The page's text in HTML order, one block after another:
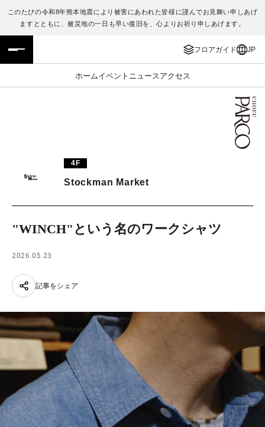
このたびの令和8年熊本地震により被害にあわれた皆様に謹んでお見舞い申しあげ
ますとともに、被災地の一日も早い復旧を、心よりお祈り申しあげます。
フロアガイド JP
ホームイベント ニュース アクセス
フロアガイド
施設案内・アクセス
TAX FREE
ENGLISH
繁体字
日本語
4F
Stockman Market
"WINCH"という名のワークシャツ
2026.05.23
記事をシェア